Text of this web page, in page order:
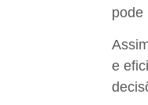
pode
e